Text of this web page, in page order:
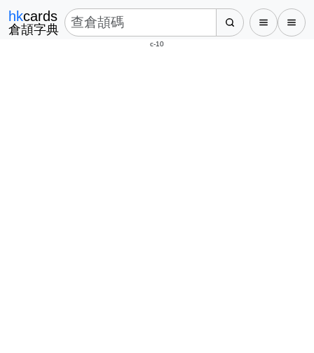
hkcards
倉頡字典
c-10